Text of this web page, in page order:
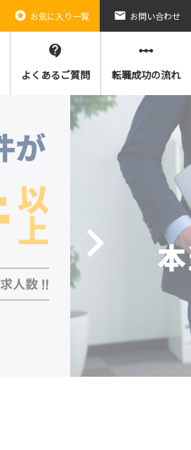
stars お気に入り一覧 email お問い合わせ
contact_support
よくあるご質問
linear_scale
転職成功の流れ